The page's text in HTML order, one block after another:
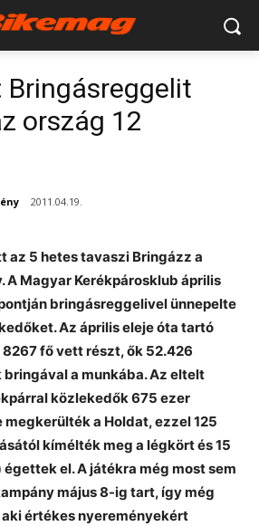
Bringásreggelit
ország 12
2011.04.19.
az 5 hetes tavaszi Bringázz a
A Magyar Kerékpárosklub április
bringásreggelivel ünnepelte
Az április eleje óta tartó
fő vett részt, ők 52.426
a munkába. Az eltelt
közlekedők 675 ezer
a Holdat, ezzel 125
kímélték meg a légkört és 15
el. A játékra még most sem
május 8-ig tart, így még
értékes nyereményekért